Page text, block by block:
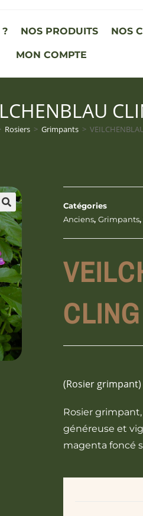
? NOS PRODUITS NOS
MON COMPTE
Rosiers > Grimpants >
Catégories
Anciens,Grimpants
CLING
(Rosier grimpant)
Rosier
généreuse et
magenta foncé